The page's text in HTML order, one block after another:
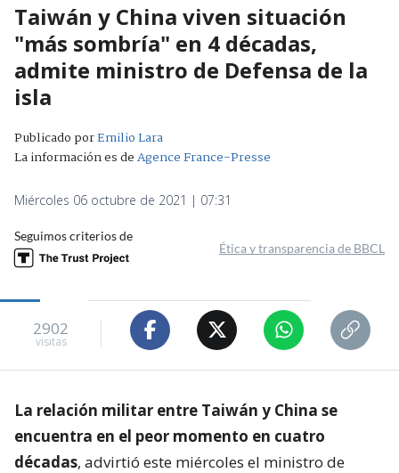
Taiwán y China viven situación
"más sombría" en 4 décadas,
admite ministro de Defensa de la
isla
Publicado porEmilio Lara
La información es deAgence France-Presse
Miércoles 06 octubre de 2021 | 07:31
Seguimos criterios de
Ética y transparencia de BBCL
2902
visitas
La relación militar entre Taiwán y China se
encuentra en el peor momento en cuatro
décadas, advirtió este miércoles el ministro de